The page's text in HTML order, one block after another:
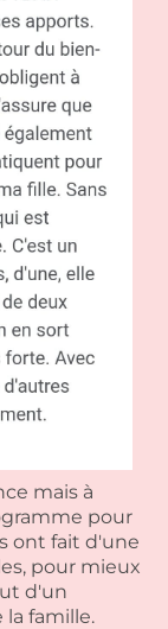
mais à
pour
ont fait d'une
pour mieux
d'un
famille.